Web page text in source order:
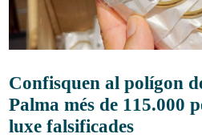
Confisquen al polígon
Palma més de 115.000
luxe falsificades